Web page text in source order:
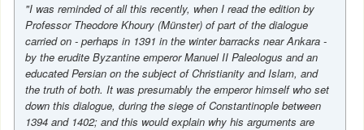
"I was reminded of all this recently, when I read the edition by
Professor Theodore Khoury (Münster) of part of the dialogue
carried on - perhaps in 1391 in the winter barracks near Ankara -
by the erudite Byzantine emperor Manuel II Paleologus and an
educated Persian on the subject of Christianity and Islam, and
the truth of both. It was presumably the emperor himself who set
down this dialogue, during the siege of Constantinople between
1394 and 1402; and this would explain why his arguments are